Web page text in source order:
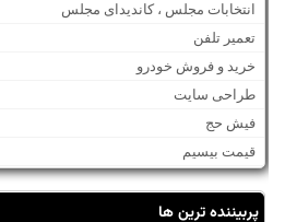
انتخابات مجلس ، کاندیدای مجلس
تعمیر تلفن
خرید و فروش خودرو
طراحی سایت
فیش حج
قیمت بیسیم
پربیننده ترین ها